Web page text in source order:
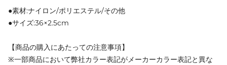
●素材:ナイロン/ポリエステル/その他
●サイズ:36×2.5cm
【商品の購入にあたっての注意事項】
※一部商品において弊社カラー表記がメーカーカラー表記と異な